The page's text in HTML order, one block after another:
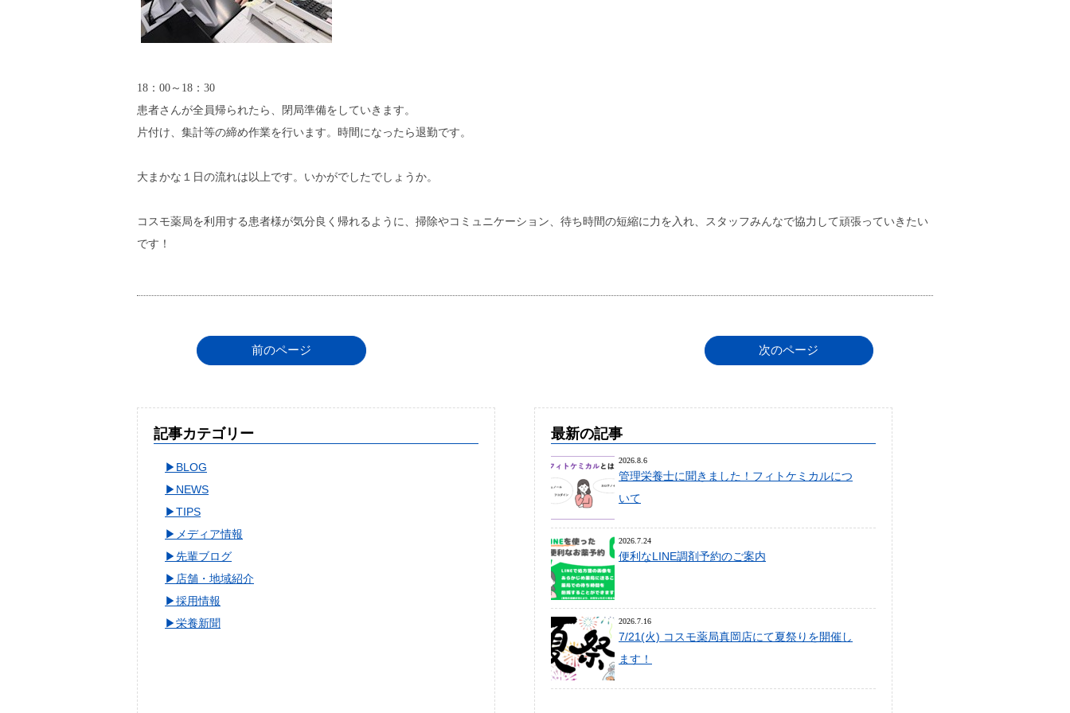
18：00～18：30
患者さんが全員帰られたら、閉局準備をしていきます。
片付け、集計等の締め作業を行います。時間になったら退勤です。
大まかな１日の流れは以上です。いかがでしたでしょうか。
コスモ薬局を利用する患者様が気分良く帰れるように、掃除やコミュニケーション、待ち時間の短縮に力を入れ、スタッフみんなで協力して頑張っていきたい
です！
前のページ 次のページ
記事カテゴリー
BLOG
NEWS
TIPS
メディア情報
先輩ブログ
店舗・地域紹介
採用情報
栄養新聞
最新の記事
2026.8.6
管理栄養士に聞きました！フィトケミカルにつ
いて
2026.7.24
便利なLINE調剤予約のご案内
2026.7.16
7/21(火) コスモ薬局真岡店にて夏祭りを開催し
ます！